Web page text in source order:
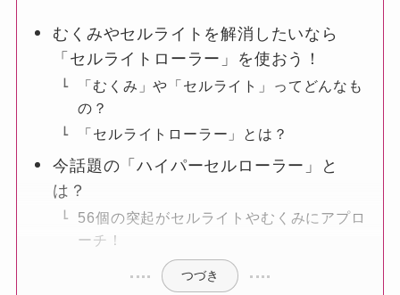
むくみやセルライトを解消したいなら
「セルライトローラー」を使おう！
「むくみ」や「セルライト」ってどんなも
の？
「セルライトローラー」とは？
今話題の「ハイパーセルローラー」と
は？
56個の突起がセルライトやむくみにアプロ
ーチ！
つづき